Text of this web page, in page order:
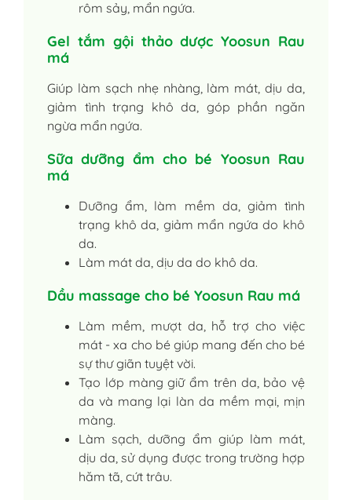
rôm sảy, mẩn ngứa.
Gel tắm gội thảo dược Yoosun Rau
má
Giúp làm sạch nhẹ nhàng, làm mát, dịu da,
giảm tình trạng khô da, góp phần ngăn
ngừa mẩn ngứa.
Sữa dưỡng ẩm cho bé Yoosun Rau
má
Dưỡng ẩm, làm mềm da, giảm tình
trạng khô da, giảm mẩn ngứa do khô
da.
Làm mát da, dịu da do khô da.
Dầu massage cho bé Yoosun Rau má
Làm mềm, mượt da, hỗ trợ cho việc
mát - xa cho bé giúp mang đến cho bé
sự thư giãn tuyệt vời.
Tạo lớp màng giữ ẩm trên da, bảo vệ
da và mang lại làn da mềm mại, mịn
màng.
Làm sạch, dưỡng ẩm giúp làm mát,
dịu da, sử dụng được trong trường hợp
hăm tã, cứt trâu.